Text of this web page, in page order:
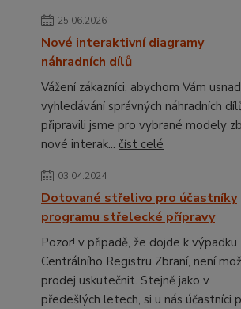
25.06.2026
Nové interaktivní diagramy
náhradních dílů
Vážení zákazníci, abychom Vám
vyhledávání správných náhradních
připravili jsme pro vybrané modely
nové interak... číst celé
03.04.2024
Dotované střelivo pro účastníky
programu střelecké přípravy
Pozor! v připadě, že dojde k výpadku
Centrálního Registru Zbraní, není
prodej uskutečnit. Stejně jako v
předešlých letech, si u nás účastníci